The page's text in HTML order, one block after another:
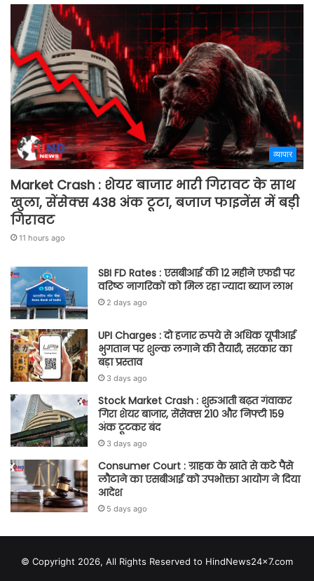
व्यापार
Market Crash : शेयर बाजार भारी गिरावट के साथ
खुला, सेंसेक्स 438 अंक टूटा, बजाज फाइनेंस में बड़ी
गिरावट
11 hours ago
SBI FD Rates : एसबीआई की 12 महीने एफडी पर
वरिष्ठ नागरिकों को मिल रहा ज्यादा ब्याज लाभ
2 days ago
UPI Charges : दो हजार रुपये से अधिक यूपीआई
भुगतान पर शुल्क लगाने की तैयारी, सरकार का
बड़ा प्रस्ताव
3 days ago
Stock Market Crash : शुरुआती बढ़त गंवाकर
गिरा शेयर बाजार, सेंसेक्स 210 और निफ्टी 159
अंक टूटकर बंद
3 days ago
Consumer Court : ग्राहक के खाते से कटे पैसे
लौटाने का एसबीआई को उपभोक्ता आयोग ने दिया
आदेश
5 days ago
© Copyright 2026, All Rights Reserved to HindNews24x7.com